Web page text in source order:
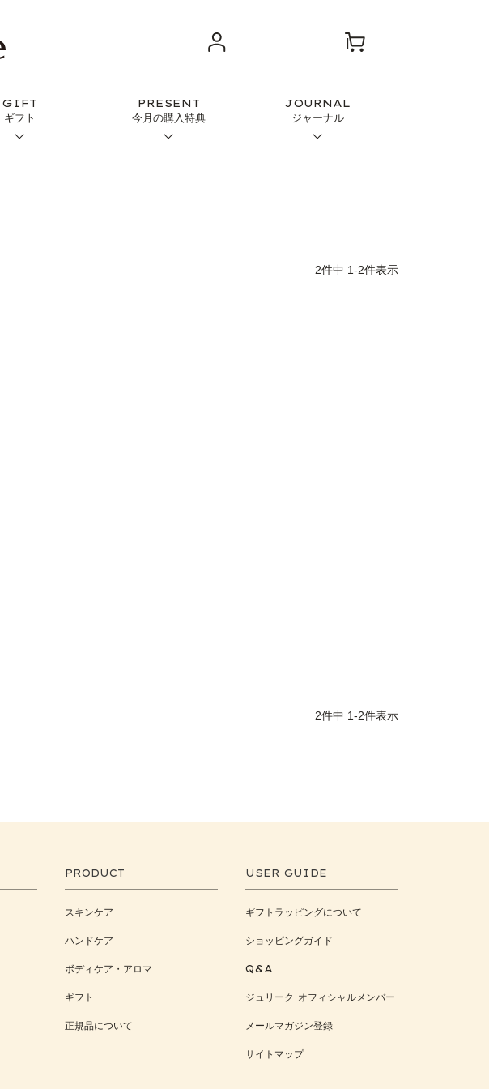
GIFT
ギフト
PRESENT
今月の購入特典
JOURNAL
ジャーナル
2件中 1-2件表示
2件中 1-2件表示
PRODUCT
スキンケア
ハンドケア
ボディケア・アロマ
ギフト
正規品について
USER GUIDE
ギフトラッピングについて
ショッピングガイド
Q&A
ジュリーク オフィシャルメンバー
メールマガジン登録
サイトマップ